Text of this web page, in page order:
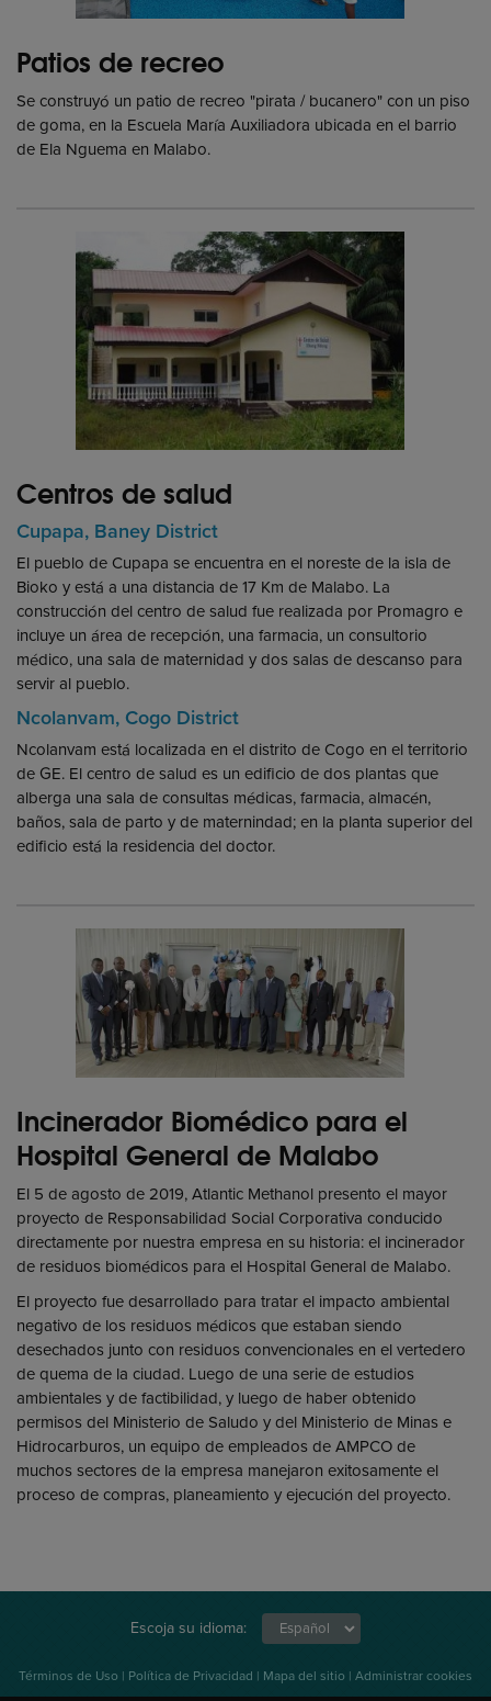
Patios de recreo
Se construyó un patio de recreo "pirata / bucanero" con un piso
de goma, en la Escuela María Auxiliadora ubicada en el barrio
de Ela Nguema en Malabo.
Centros de salud
Cupapa, Baney District
El pueblo de Cupapa se encuentra en el noreste de la isla de
Bioko y está a una distancia de 17 Km de Malabo. La
construcción del centro de salud fue realizada por Promagro e
incluye un área de recepción, una farmacia, un consultorio
médico, una sala de maternidad y dos salas de descanso para
servir al pueblo.
Ncolanvam, Cogo District
Ncolanvam está localizada en el distrito de Cogo en el territorio
de GE. El centro de salud es un edificio de dos plantas que
alberga una sala de consultas médicas, farmacia, almacén,
baños, sala de parto y de maternindad; en la planta superior del
edificio está la residencia del doctor.
Incinerador Biomédico para el
Hospital General de Malabo
El 5 de agosto de 2019, Atlantic Methanol presento el mayor
proyecto de Responsabilidad Social Corporativa conducido
directamente por nuestra empresa en su historia: el incinerador
de residuos biomédicos para el Hospital General de Malabo.
El proyecto fue desarrollado para tratar el impacto ambiental
negativo de los residuos médicos que estaban siendo
desechados junto con residuos convencionales en el vertedero
de quema de la ciudad. Luego de una serie de estudios
ambientales y de factibilidad, y luego de haber obtenido
permisos del Ministerio de Saludo y del Ministerio de Minas e
Hidrocarburos, un equipo de empleados de AMPCO de
muchos sectores de la empresa manejaron exitosamente el
proceso de compras, planeamiento y ejecución del proyecto.
Escoja su idioma:
Términos de Uso | Política de Privacidad | Mapa del sitio | Administrar cookies